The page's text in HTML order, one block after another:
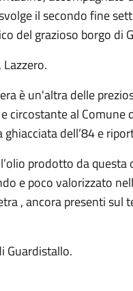
il secondo fine
del grazioso borgo di
Lazzero.
è un'altra delle
circostante al
ghiacciata dell’84 e
prodotto da
e poco valorizzato
, ancora presenti sul
Guardistallo.